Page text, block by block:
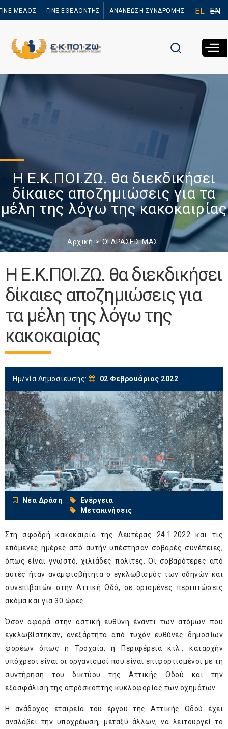
προς το
ΜΕΛΟΣ ΓΙΝΕ ΕΘΕΛΟΝΤΗΣ ΑΝΑΝΕΩΣΗ ΣΥΝΔΡΟΜΗΣ EL EN
Η Ε.Κ.ΠΟΙ.ΖΩ. θα διεκδικήσει
δίκαιες αποζημιώσεις για τα
μέλη της λόγω της κακοκαιρίας
Αρχική ΟΙ ΔΡΑΣΕΙΣ ΜΑΣ
Η Ε.Κ.ΠΟΙ.ΖΩ. θα διεκδικήσει
δίκαιες αποζημιώσεις για
τα μέλη της λόγω της
κακοκαιρίας
Ημ/νία Δημοσίευσης: 02 Φεβρουάριος 2022
Νέα Δράση
Ενέργεια
Μετακινήσεις
Στη σφοδρή κακοκαιρία της Δευτέρας 24.1.2022 και τις
επόμενες ημέρες από αυτήν υπέστησαν σοβαρές συνέπειες,
όπως είναι γνωστό, χιλιάδες πολίτες. Οι σοβαρότερες από
αυτές ήταν αναμφισβήτητα ο εγκλωβισμός των οδηγών και
συνεπιβατών στην Αττική Οδό, σε ορισμένες περιπτώσεις
ακόμα και για 30 ώρες.
Όσον αφορά στην αστική ευθύνη έναντι των ατόμων που
εγκλωβίστηκαν, ανεξάρτητα από τυχόν ευθύνες δημοσίων
φορέων όπως η Τροχαία, η Περιφέρεια κτλ., καταρχήν
υπόχρεοι είναι οι οργανισμοί που είναι επιφορτισμένοι με τη
συντήρηση του δικτύου της Αττικής Οδού και την
εξασφάλιση της απρόσκοπτης κυκλοφορίας των οχημάτων.
Η ανάδοχος εταιρεία του έργου της Αττικής Οδού έχει
αναλάβει την υποχρέωση, μεταξύ άλλων, να λειτουργεί το